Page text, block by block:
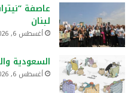
عاصفة
لبنان
أغسطس 6, 2026
السعودية
أغسطس 6, 2026